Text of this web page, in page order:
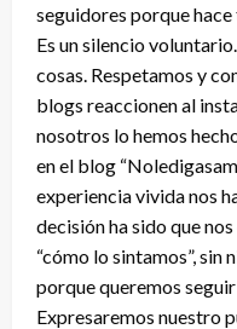
seguidores porque hace
Es un silencio
cosas. Respetamos y
blogs reaccionen al
nosotros lo hemos
en el blog
experiencia vivida nos
decisión ha sido que
“cómo lo sintamos”, sin
porque queremos
Expresaremos nuestro